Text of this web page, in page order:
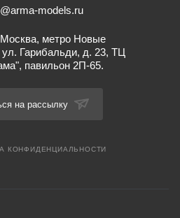
models.ru
Москва, метро Новые
Гарибальди, д. 23, ТЦ
павильон 2П-65.
на рассылку
КОНФИДЕНЦИАЛЬНОСТИ